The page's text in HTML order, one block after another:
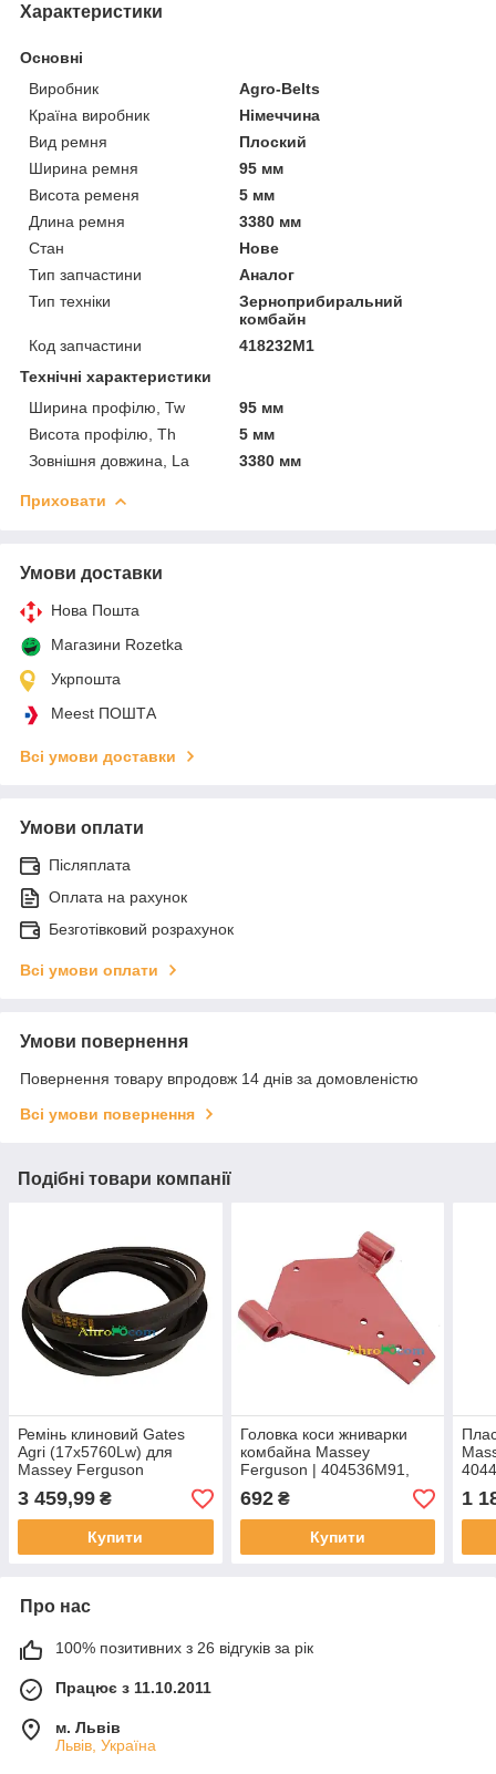
Характеристики
Основні
Виробник
Agro-Belts
Країна виробник
Німеччина
Вид ремня
Плоский
Ширина ремня
95 мм
Висота ременя
5 мм
Длина ремня
3380 мм
Стан
Нове
Тип запчастини
Аналог
Тип техніки
Зерноприбиральний
комбайн
Код запчастини
418232M1
Технічні характеристики
Ширина профілю, Tw
95 мм
Висота профілю, Th
5 мм
Зовнішня довжина, La
3380 мм
Приховати
Умови доставки
Нова Пошта
Магазини Rozetka
Укрпошта
Meest ПОШТА
Всі умови доставки
Умови оплати
Післяплата
Оплата на рахунок
Безготівковий розрахунок
Всі умови оплати
Умови повернення
Повернення товару впродовж 14 днів за домовленістю
Всі умови повернення
Подібні товари компанії
Ремінь клиновий Gates
Agri (17x5760Lw) для
Massey Ferguson
784170M2 | 0101430
GATES
3 459,99 ₴
Купити
Головка коси жниварки
комбайна Massey
Ferguson | 404536M91,
404536M1 JAG
692₴
Купити
1
Про нас
100% позитивних з 26 відгуків за рік
Працює з 11.10.2011
м. Львів
Львів, Україна